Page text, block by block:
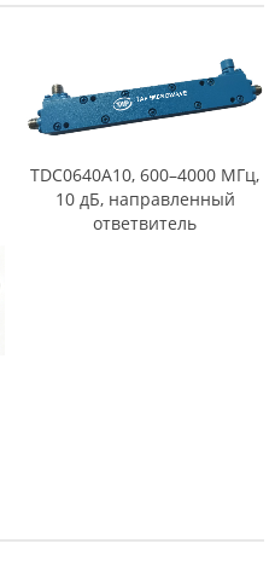
TDC0640A10, 600–4000 МГц,
10 дБ, направленный
ответвитель